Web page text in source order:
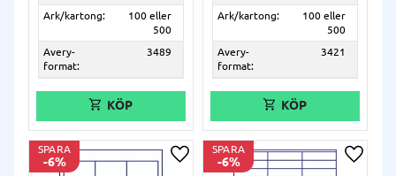
Ark/kartong:
100 eller
500
Avery-
format:
3489
Ark/kartong:
100 eller
500
Avery-
format:
3421
SPARA
6% Lägg till i önskelista
SPARA
6% Lägg